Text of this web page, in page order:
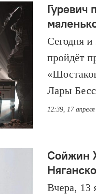
Гуревич
Сегодня
пройдёт
Лары
12:39, 17 апреля
Сойжин
Вчера, 13